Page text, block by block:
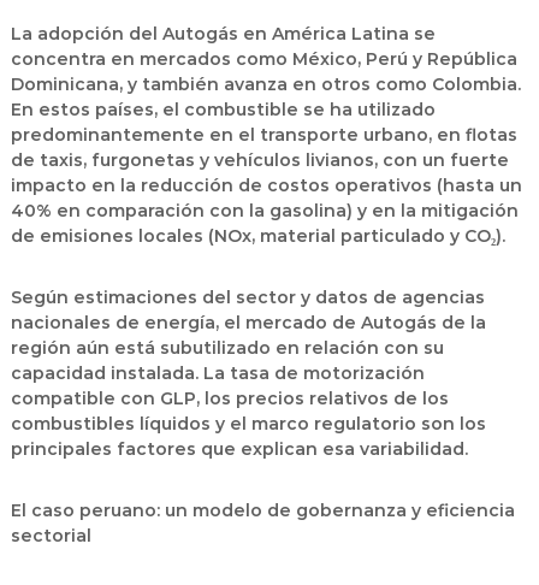
La adopción del Autogás en América Latina se
concentra en mercados como México, Perú y República
Dominicana, y también avanza en otros como Colombia.
En estos países, el combustible se ha utilizado
predominantemente en el transporte urbano, en flotas
de taxis, furgonetas y vehículos livianos, con un fuerte
impacto en la reducción de costos operativos (hasta un
40% en comparación con la gasolina) y en la mitigación
de emisiones locales (NOx, material particulado y CO₂).
Según estimaciones del sector y datos de agencias
nacionales de energía, el mercado de Autogás de la
región aún está subutilizado en relación con su
capacidad instalada. La tasa de motorización
compatible con GLP, los precios relativos de los
combustibles líquidos y el marco regulatorio son los
principales factores que explican esa variabilidad.
El caso peruano: un modelo de gobernanza y eficiencia
sectorial